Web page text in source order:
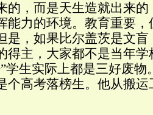
的，而是天生造就出来
能力的环境。教育重要
是，如果比尔盖茨是文
得主，大家都不是当年
学生实际上都是三好废
个高考落榜生。他从搬